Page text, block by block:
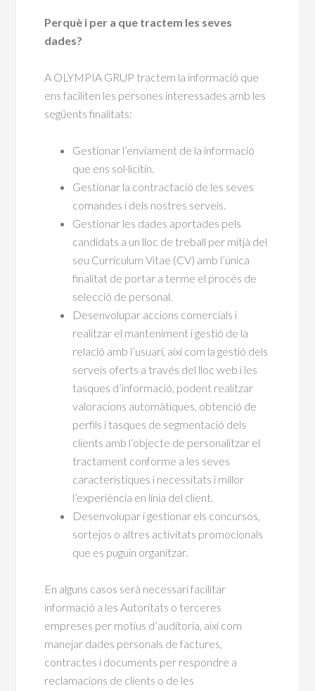
Perquè i per a que tractem les seves
dades?
A OLYMPIA GRUP tractem la informació que
ens faciliten les persones interessades amb les
següents finalitats:
Gestionar l’enviament de la informació
que ens sol·licitin.
Gestionar la contractació de les seves
comandes i dels nostres serveis.
Gestionar les dades aportades pels
candidats a un lloc de treball per mitjà del
seu Currículum Vitae (CV) amb l’única
finalitat de portar a terme el procés de
selecció de personal.
Desenvolupar accions comercials i
realitzar el manteniment i gestió de la
relació amb l’usuari, així com la gestió dels
serveis oferts a través del lloc web i les
tasques d’informació, podent realitzar
valoracions automàtiques, obtenció de
perfils i tasques de segmentació dels
clients amb l’objecte de personalitzar el
tractament conforme a les seves
característiques i necessitats i millor
l’experiència en línia del client.
Desenvolupar i gestionar els concursos,
sortejos o altres activitats promocionals
que es puguin organitzar.
En alguns casos serà necessari facilitar
informació a les Autoritats o terceres
empreses per motius d’auditoria, així com
manejar dades personals de factures,
contractes i documents per respondre a
reclamacions de clients o de les